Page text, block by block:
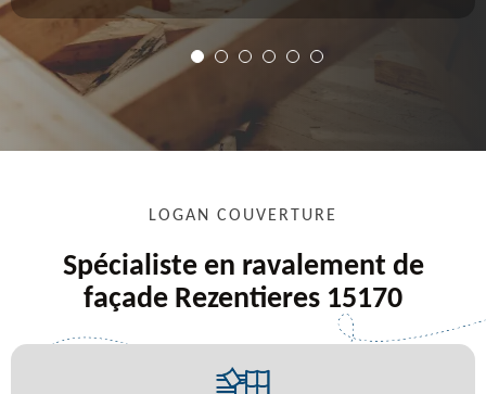
LOGAN COUVERTURE
Spécialiste en ravalement de
façade Rezentieres 15170